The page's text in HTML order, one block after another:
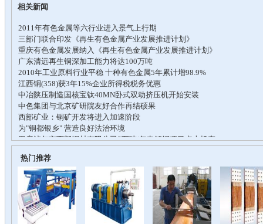
相关新闻
热门推荐